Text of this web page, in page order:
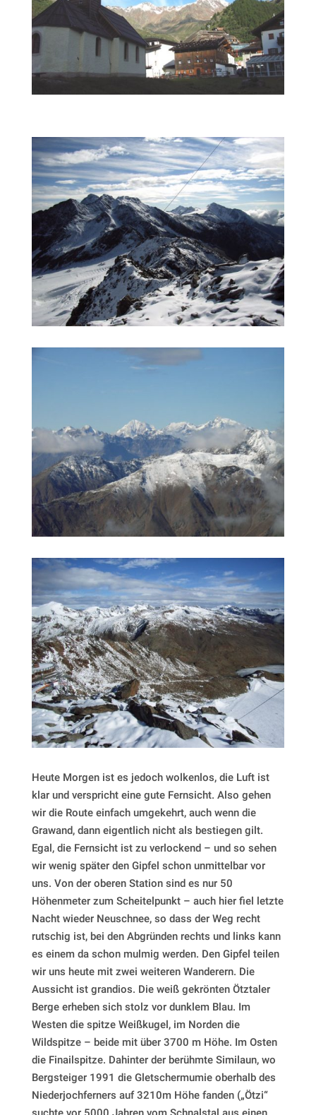
Heute Morgen ist es jedoch wolkenlos, die Luft ist
klar und verspricht eine gute Fernsicht. Also gehen
wir die Route einfach umgekehrt, auch wenn die
Grawand, dann eigentlich nicht als bestiegen gilt.
Egal, die Fernsicht ist zu verlockend – und so sehen
wir wenig später den Gipfel schon unmittelbar vor
uns. Von der oberen Station sind es nur 50
Höhenmeter zum Scheitelpunkt – auch hier fiel letzte
Nacht wieder Neuschnee, so dass der Weg recht
rutschig ist, bei den Abgründen rechts und links kann
es einem da schon mulmig werden. Den Gipfel teilen
wir uns heute mit zwei weiteren Wanderern. Die
Aussicht ist grandios. Die weiß gekrönten Ötztaler
Berge erheben sich stolz vor dunklem Blau. Im
Westen die spitze Weißkugel, im Norden die
Wildspitze – beide mit über 3700 m Höhe. Im Osten
die Finailspitze. Dahinter der berühmte Similaun, wo
Bergsteiger 1991 die Gletschermumie oberhalb des
Niederjochferners auf 3210m Höhe fanden („Ötzi“